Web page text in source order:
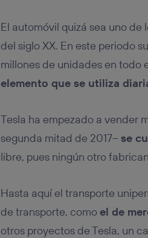
El automóvil quizá sea uno
del siglo XX. En este periodo
millones de unidades en todo
elemento que se utiliza
Tesla ha empezado a vender
segunda mitad de 2017– se
libre, pues ningún otro
Hasta aquí el transporte
de transporte, comoel de
otros proyectos de Tesla, un